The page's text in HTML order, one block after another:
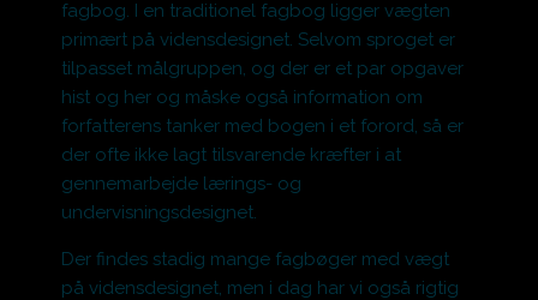
fagbog. I en traditionel fagbog ligger vægten
primært på vidensdesignet. Selvom sproget er
tilpasset målgruppen, og der er et par opgaver
hist og her og måske også information om
forfatterens tanker med bogen i et forord, så er
der ofte ikke lagt tilsvarende kræfter i at
gennemarbejde lærings- og
undervisningsdesignet.
Der findes stadig mange fagbøger med vægt
på vidensdesignet, men i dag har vi også rigtig